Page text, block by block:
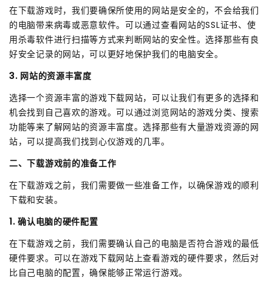
在下载游戏时，我们要确保所使用的网站是安全的，不会给我们
的电脑带来病毒或恶意软件。可以通过查看网站的SSL证书、使
用杀毒软件进行扫描等方式来判断网站的安全性。选择那些有良
好安全记录的网站，可以更好地保护我们的电脑安全。
3. 网站的资源丰富度
选择一个资源丰富的游戏下载网站，可以让我们有更多的选择和
机会找到自己喜欢的游戏。可以通过浏览网站的游戏分类、搜索
功能等来了解网站的资源丰富度。选择那些有大量游戏资源的网
站，可以提高我们找到心仪游戏的几率。
二、下载游戏前的准备工作
在下载游戏之前，我们需要做一些准备工作，以确保游戏的顺利
下载和安装。
1. 确认电脑的硬件配置
在下载游戏之前，我们需要确认自己的电脑是否符合游戏的最低
硬件要求。可以在游戏下载网站上查看游戏的硬件要求，然后对
比自己电脑的配置，确保能够正常运行游戏。